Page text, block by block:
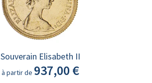
Souverain Elisabeth II
à partir de 937,00 €